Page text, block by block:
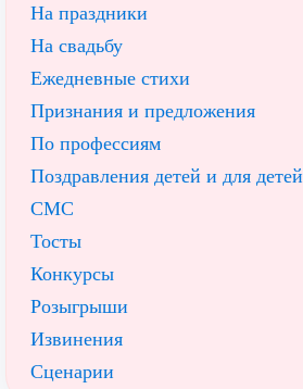
На праздники
На свадьбу
Ежедневные стихи
Признания и предложения
По профессиям
Поздравления детей и для детей
СМС
Тосты
Конкурсы
Розыгрыши
Извинения
Сценарии